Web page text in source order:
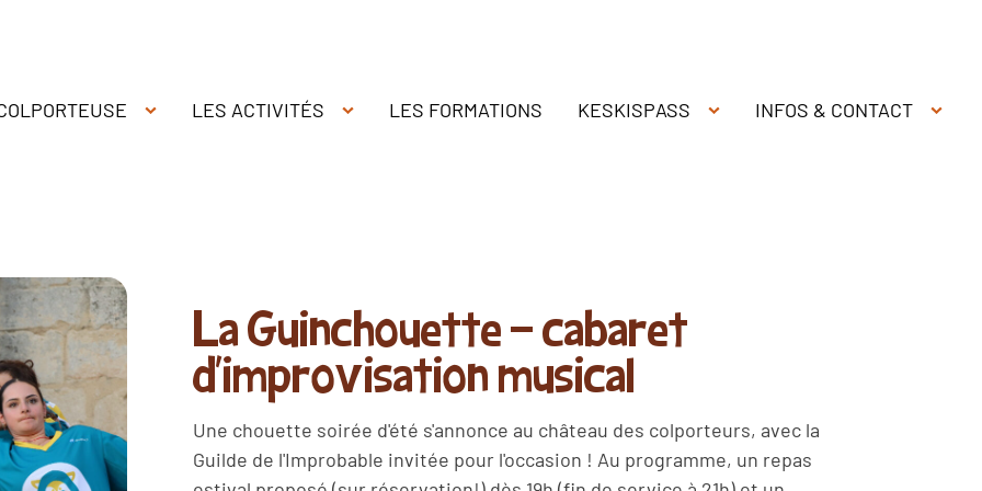
LES ACTIVITÉS LES FORMATIONS KESKISPASS INFOS & CONTACT
La Guinchouette - cabaret
d'improvisation musical
Une chouette soirée d'été s'annonce au château des colporteurs, avec la
Guilde de l'Improbable invitée pour l'occasion ! Au programme, un repas